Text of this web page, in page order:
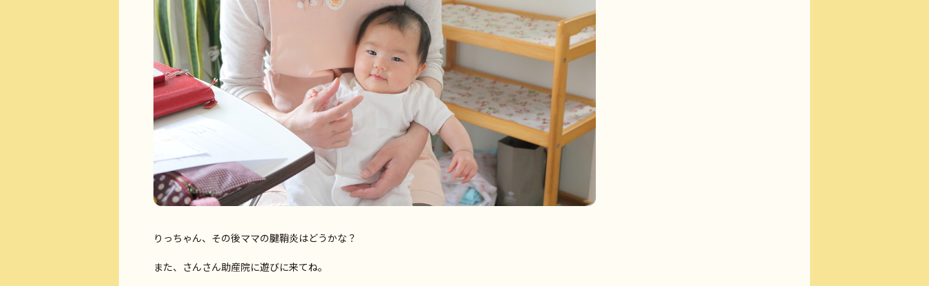
りっちゃん、その後ママの腱鞘炎はどうかな？
また、さんさん助産院に遊びに来てね。